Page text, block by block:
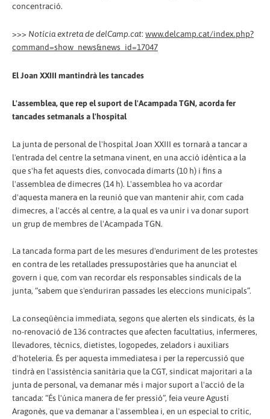
concentració.
>>> Notícia extreta de delCamp.cat: www.delcamp.cat/index.php?
command=show_news&news_id=17047
El Joan XXIII mantindrà les tancades
L'assemblea, que rep el suport de l'Acampada TGN, acorda fer
tancades setmanals a l'hospital
La junta de personal de l'hospital Joan XXIII es tornarà a tancar a
l'entrada del centre la setmana vinent, en una acció idèntica a la
que s'ha fet aquests dies, convocada dimarts (10 h) i fins a
l'assemblea de dimecres (14 h). L'assemblea ho va acordar
d'aquesta manera en la reunió que van mantenir ahir, com cada
dimecres, a l'accés al centre, a la qual es va unir i va donar suport
un grup de membres de l'Acampada TGN.
La tancada forma part de les mesures d'enduriment de les protestes
en contra de les retallades pressupostàries que ha anunciat el
govern i que, com van recordar els responsables sindicals de la
junta, “sabem que s'enduriran passades les eleccions municipals”.
La conseqüència immediata, segons que alerten els sindicats, és la
no-renovació de 136 contractes que afecten facultatius, infermeres,
llevadores, tècnics, dietistes, logopedes, zeladors i auxiliars
d'hoteleria. És per aquesta immediatesa i per la repercussió que
tindrà en l'assistència sanitària que la CGT, sindicat majoritari a la
junta de personal, va demanar més i major suport a l'acció de la
tancada: “És l'única manera de fer pressió”, feia veure Agustí
Aragonès, que va demanar a l'assemblea i, en un especial to crític,